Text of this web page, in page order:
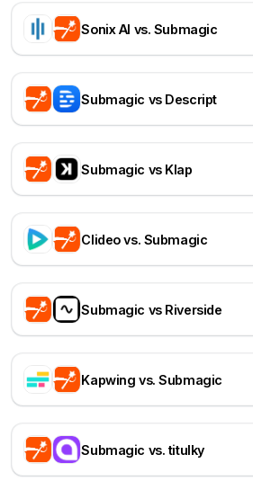
Sonix AI vs. Submagic
Submagic vs Descript
Submagic vs Klap
Clideo vs. Submagic
Submagic vs Riverside
Kapwing vs. Submagic
Submagic vs. titulky